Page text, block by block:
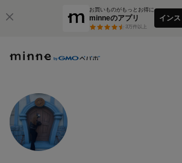
お買いものがもっとお得に
minneのアプリ
3万件以上
イン